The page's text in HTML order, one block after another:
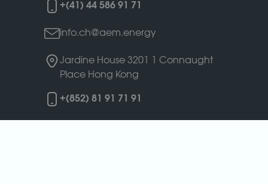
+(41) 44 586 91 71
info.ch@aem.energy
Jardine House 3201
1 Connaught
Place Hong Kong
+(852) 81 91 71 91